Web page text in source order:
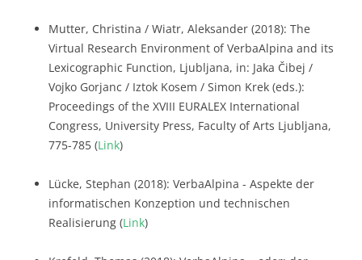
Mutter, Christina / Wiatr, Aleksander (2018): The
Virtual Research Environment of VerbaAlpina and its
Lexicographic Function, Ljubljana, in: Jaka Čibej /
Vojko Gorjanc / Iztok Kosem / Simon Krek (eds.):
Proceedings of the XVIII EURALEX International
Congress, University Press, Faculty of Arts Ljubljana,
775-785 (Link)
Lücke, Stephan (2018): VerbaAlpina - Aspekte der
informatischen Konzeption und technischen
Realisierung (Link)